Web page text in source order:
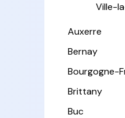
Ville-
Auxerre
Bernay
Bourgogne-
Brittany
Buc